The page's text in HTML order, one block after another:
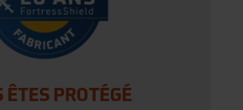
ÊTES PROTÉGÉ